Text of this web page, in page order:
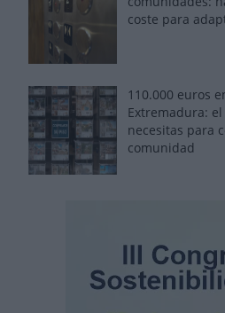
coste para
110.000 euros
Extremadura:
necesitas para
comunidad